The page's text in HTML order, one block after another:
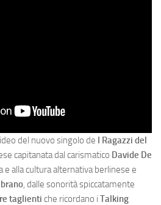
del nuovo singolo de I Ragazzi del
capitanata dal carismatico Davide De
e alla cultura alternativa berlinese e
, dalle sonorità spiccatamente
taglienti che ricordano i Talking